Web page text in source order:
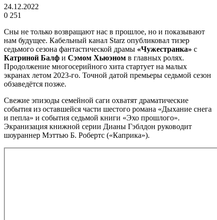
24.12.2022
0 251
Сны не только возвращают нас в прошлое, но и показывают
нам будущее. Кабельный канал Starz опубликовал тизер
седьмого сезона фантастической драмы «Чужестранка» с
Катриной Балф и Сэмом Хьюэном в главных ролях.
Продолжение многосерийного хита стартует на малых
экранах летом 2023-го. Точной датой премьеры седьмой сезон
обзаведётся позже.
Свежие эпизоды семейной саги охватят драматические
события из оставшейся части шестого романа «Дыхание снега
и пепла» и события седьмой книги «Эхо прошлого».
Экранизация книжной серии Дианы Гэблдон руководит
шоураннер Мэттью Б. Робертс («Каприка»).